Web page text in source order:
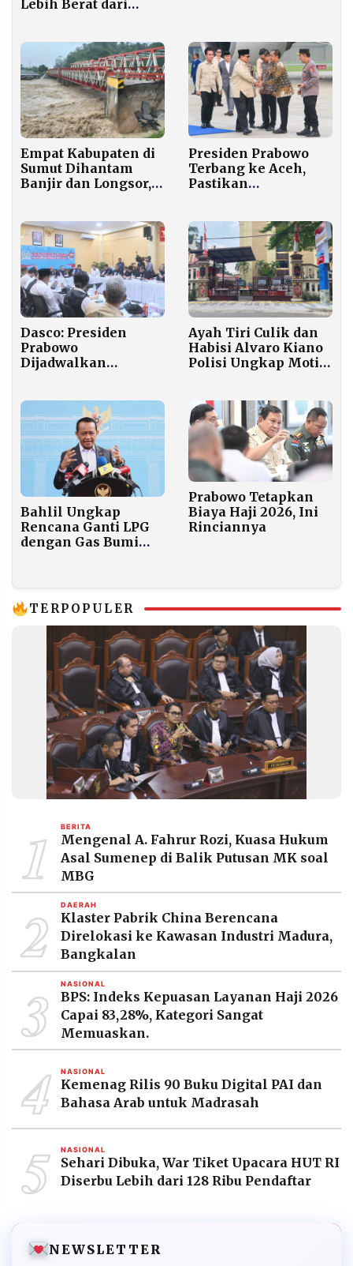
Lebih Berat dari
Empat Kabupaten di
Sumut Dihantam
Banjir dan Longsor,
Hujan Lebat Sejam
Presiden Prabowo
Terbang ke Aceh,
Pastikan
Cepat dan
Terkoordinasi
Dasco: Presiden
Prabowo
Dijadwalkan
Pascabencana
Ayah Tiri Culik dan
Habisi Alvaro Kiano
Polisi Ungkap Motif
Mainan
Bahlil Ungkap
Rencana Ganti LPG
dengan Gas Bumi
Prabowo Tetapkan
Biaya Haji 2026, Ini
Rinciannya
TERPOPULER
1 BERITA
Mengenal A. Fahrur Rozi, Kuasa Hukum
Asal Sumenep di Balik Putusan MK soal
MBG
2 DAERAH
Klaster Pabrik China Berencana
Direlokasi ke Kawasan Industri Madura,
Bangkalan
3 NASIONAL
BPS: Indeks Kepuasan Layanan Haji 2026
Capai 83,28%, Kategori Sangat
Memuaskan.
4 NASIONAL
Kemenag Rilis 90 Buku Digital PAI dan
Bahasa Arab untuk Madrasah
5 NASIONAL
Sehari Dibuka, War Tiket Upacara HUT RI
Diserbu Lebih dari 128 Ribu Pendaftar
NEWSLETTER